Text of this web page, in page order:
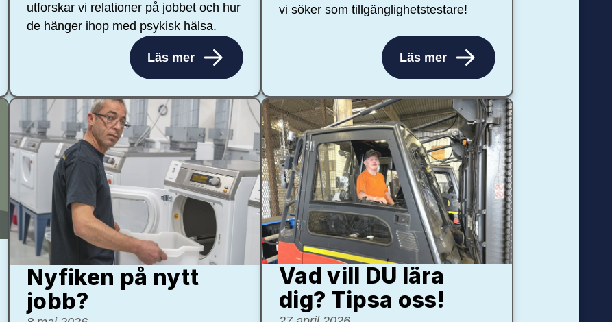
utforskar vi relationer på jobbet och hur
de hänger ihop med psykisk hälsa.
Läs mer
vi söker som tillgänglighetstestare!
Läs mer
Nyfiken på nytt
jobb?
Vad vill DU lära
dig? Tipsa oss!